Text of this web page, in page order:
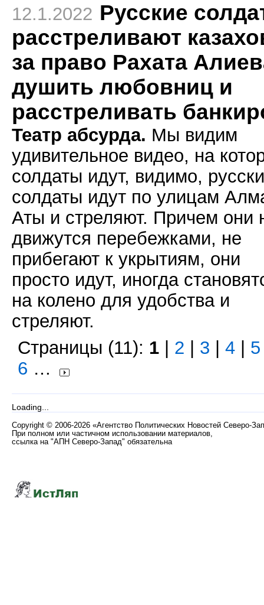
12.1.2022 Русские
расстреливают
за право Рахата
душить любовниц и
расстреливать
Театр абсурда. Мы видим
удивительное видео, на
солдаты идут, видимо,
солдаты идут по улицам
Аты и стреляют. Причем они
движутся перебежками, не
прибегают к укрытиям, они
просто идут, иногда
на колено для удобства и
стреляют.
Страницы (11): 1 2 3 4 5
6 …
Loading...
Copyright © 2006-2026 «Агентство Политических Новостей Северо-
При полном или частичном использовании материалов,
ссылка на "АПН Северо-Запад" обязательна